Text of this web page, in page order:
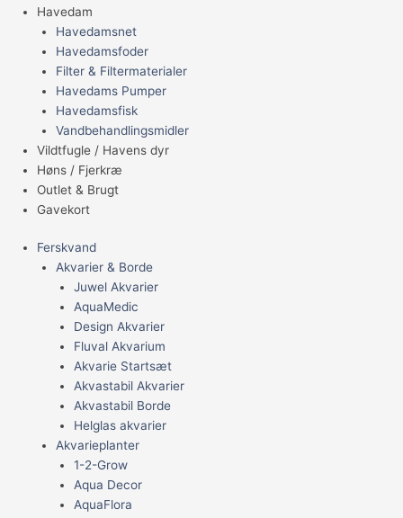
Havedam
Havedamsnet
Havedamsfoder
Filter & Filtermaterialer
Havedams Pumper
Havedamsfisk
Vandbehandlingsmidler
Vildtfugle / Havens dyr
Høns / Fjerkræ
Outlet & Brugt
Gavekort
Ferskvand
Akvarier & Borde
Juwel Akvarier
AquaMedic
Design Akvarier
Fluval Akvarium
Akvarie Startsæt
Akvastabil Akvarier
Akvastabil Borde
Helglas akvarier
Akvarieplanter
1-2-Grow
Aqua Decor
AquaFlora